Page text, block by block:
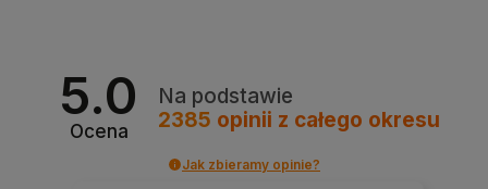
5.0
Ocena
Na podstawie
2385 opinii z całego okresu
Jak zbieramy opinie?